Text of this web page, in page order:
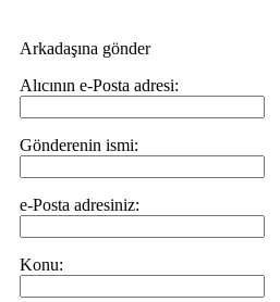
Arkadaşına gönder
Alıcının e-Posta adresi:
Gönderenin ismi:
e-Posta adresiniz:
Konu: